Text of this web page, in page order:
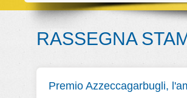
RASSEGNA
Premio Azzeccagarbugli,